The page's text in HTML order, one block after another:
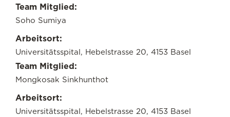
Team Mitglied:
Soho Sumiya
Arbeitsort:
Universitätsspital, Hebelstrasse 20, 4153 Basel
Team Mitglied:
Mongkosak Sinkhunthot
Arbeitsort:
Universitätsspital, Hebelstrasse 20, 4153 Basel